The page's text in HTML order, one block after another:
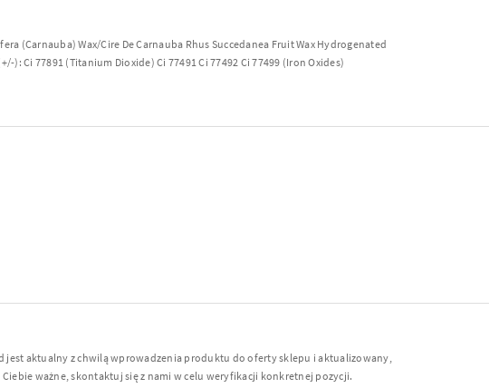
(Carnauba) Wax/Cire De Carnauba Rhus Succedanea Fruit Wax Hydrogenated
Ci 77891 (Titanium Dioxide) Ci 77491 Ci 77492 Ci 77499 (Iron Oxides)
jest aktualny z chwilą wprowadzenia produktu do oferty sklepu i aktualizowany,
ważne, skontaktuj się z nami w celu weryfikacji konkretnej pozycji.